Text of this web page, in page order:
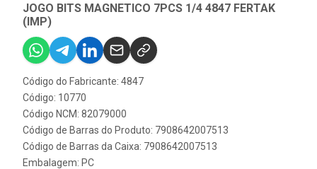
JOGO BITS MAGNETICO 7PCS 1/4 4847 FERTAK
(IMP)
Código do Fabricante: 4847
Código: 10770
Código NCM: 82079000
Código de Barras do Produto: 7908642007513
Código de Barras da Caixa: 7908642007513
Embalagem: PC